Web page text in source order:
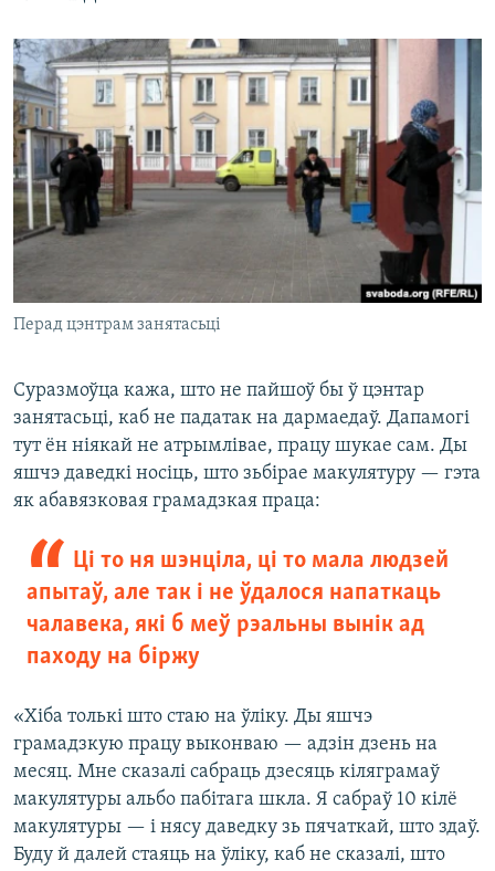
Перад цэнтрам занятасьці
Суразмоўца кажа, што не пайшоў бы ў цэнтар
занятасьці, каб не падатак на дармаедаў. Дапамогі
тут ён ніякай не атрымлівае, працу шукае сам. Ды
яшчэ даведкі носіць, што зьбірае макулятуру — гэта
як абавязковая грамадзкая праца:
Ці то ня шэнціла, ці то мала людзей
апытаў, але так і не ўдалося напаткаць
чалавека, які б меў рэальны вынік ад
паходу на біржу
«Хіба толькі што стаю на ўліку. Ды яшчэ
грамадзкую працу выконваю — адзін дзень на
месяц. Мне сказалі сабраць дзесяць кіляграмаў
макулятуры альбо пабітага шкла. Я сабраў 10 кілё
макулятуры — і нясу даведку зь пячаткай, што здаў.
Буду й далей стаяць на ўліку, каб не сказалі, што